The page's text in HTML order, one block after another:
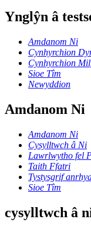
Ynglŷn â
Amdanom Ni
Cynhyrchion
Cynhyrchion
Sioe Tîm
Newyddion
Amdanom Ni
Amdanom Ni
Cysylltwch â Ni
Lawrlwytho fel
Taith Ffatri
Tystysgrif
Sioe Tîm
cysylltwch â